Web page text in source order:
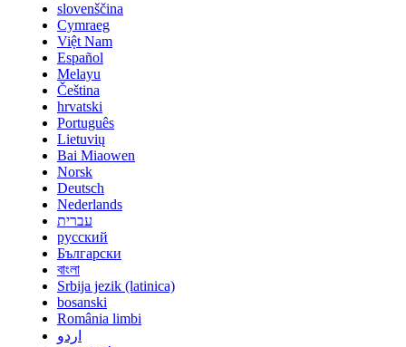
slovenščina
Cymraeg
Việt Nam
Español
Melayu
Čeština
hrvatski
Português
Lietuvių
Bai Miaowen
Norsk
Deutsch
Nederlands
עברית
русский
Български
বাংলা
Srbija jezik (latinica)
bosanski
România limbi
اردو